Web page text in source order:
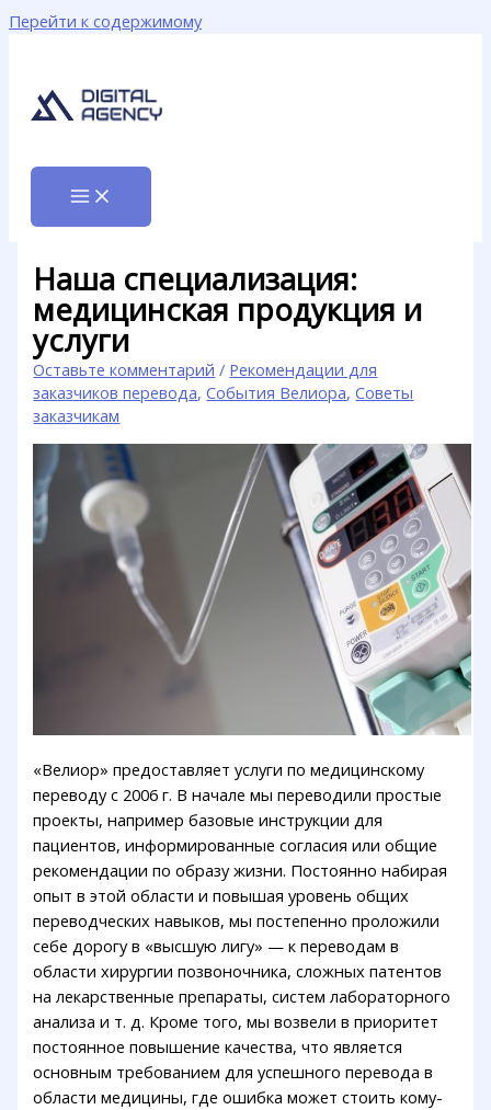
Перейти к содержимому
Наша специализация:
медицинская продукция и
услуги
Оставьте комментарий / Рекомендации для
заказчиков перевода,События Велиора,Советы
заказчикам
«Велиор» предоставляет услуги по медицинскому
переводу с 2006 г. В начале мы переводили простые
проекты, например базовые инструкции для
пациентов, информированные согласия или общие
рекомендации по образу жизни. Постоянно набирая
опыт в этой области и повышая уровень общих
переводческих навыков, мы постепенно проложили
себе дорогу в «высшую лигу» — к переводам в
области хирургии позвоночника, сложных патентов
на лекарственные препараты, систем лабораторного
анализа и т. д. Кроме того, мы возвели в приоритет
постоянное повышение качества, что является
основным требованием для успешного перевода в
области медицины, где ошибка может стоить кому-